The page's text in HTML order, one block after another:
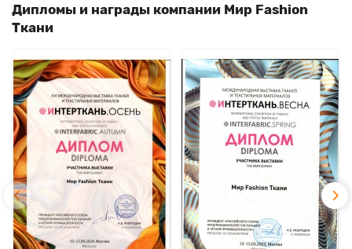
Дипломы и награды компании Мир Fashion
Ткани